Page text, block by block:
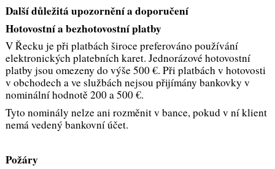
Další důležitá upozornění a doporučení
Hotovostní a bezhotovostní platby
V Řecku je při platbách široce preferováno používání
elektronických platebních karet. Jednorázové hotovostní
platby jsou omezeny do výše 500 €. Při platbách v hotovosti
v obchodech a ve službách nejsou přijímány bankovky v
nominální hodnotě 200 a 500 €.
Tyto nominály nelze ani rozměnit v bance, pokud v ní klient
nemá vedený bankovní účet.
Požáry